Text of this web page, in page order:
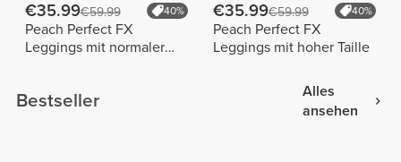
€35.99€59.99 40%
Peach Perfect FX
Leggings mit normaler
€35.99€59.99 40%
Peach Perfect FX
Leggings mit hoher Taille
Bestseller
Alles
ansehen